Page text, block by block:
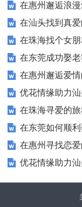
在惠州邂逅浪
秘诀在汕头找到真
花情缘大龄未婚用
在珠海找个女
浪漫旅程
在东莞成功娶
家建议
在惠州邂逅爱
优花情缘助力
人士找到理想伴
实心声
在珠海寻爱的
浪漫邂逅
在东莞如何顺
家为你指点迷津
在惠州寻找恋
优花情缘助力
人士找到真爱——